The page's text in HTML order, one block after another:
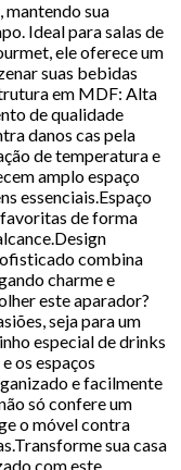
sua
Ideal para salas de
ele oferece um
suas bebidas
em MDF: Alta
de qualidade
danos cas pela
de temperatura e
amplo espaço
essenciais.Espaço
de forma
combina
charme e
este aparador?
seja para um
especial de drinks
os espaços
e facilmente
só confere um
o móvel contra
sua casa
com este